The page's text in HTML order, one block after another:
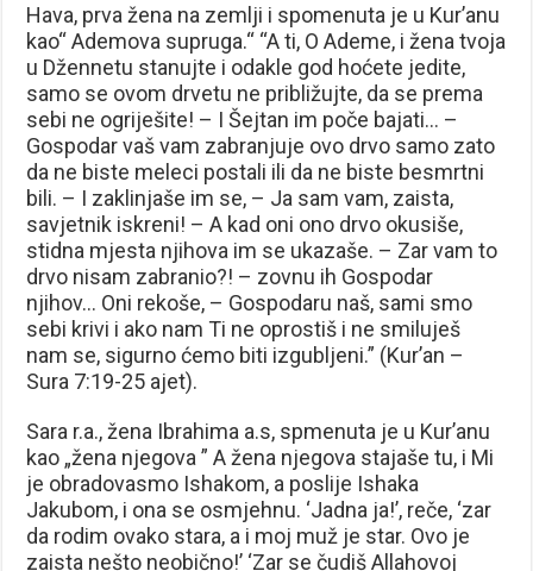
Hava, prva žena na zemlji i spomenuta je u Kur’anu
kao“ Ademova supruga.“ “A ti, O Ademe, i žena tvoja
u Džennetu stanujte i odakle god hoćete jedite,
samo se ovom drvetu ne približujte, da se prema
sebi ne ogriješite! – I Šejtan im poče bajati… –
Gospodar vaš vam zabranjuje ovo drvo samo zato
da ne biste meleci postali ili da ne biste besmrtni
bili. – I zaklinjaše im se, – Ja sam vam, zaista,
savjetnik iskreni! – A kad oni ono drvo okusiše,
stidna mjesta njihova im se ukazaše. – Zar vam to
drvo nisam zabranio?! – zovnu ih Gospodar
njihov… Oni rekoše, – Gospodaru naš, sami smo
sebi krivi i ako nam Ti ne oprostiš i ne smiluješ
nam se, sigurno ćemo biti izgubljeni.” (Kur’an –
Sura 7:19-25 ajet).
Sara r.a., žena Ibrahima a.s, spmenuta je u Kur’anu
kao „žena njegova ” A žena njegova stajaše tu, i Mi
je obradovasmo Ishakom, a poslije Ishaka
Jakubom, i ona se osmjehnu. ‘Jadna ja!’, reče, ‘zar
da rodim ovako stara, a i moj muž je star. Ovo je
zaista nešto neobično!’ ‘Zar se čudiš Allahovoj